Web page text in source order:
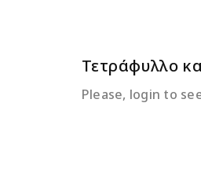
Τετράφυλλο
Please, login to